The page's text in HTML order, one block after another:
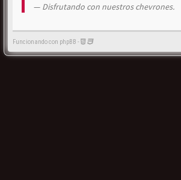
Disfrutando con nuestros chevrones.
Funcionando con phpBB -